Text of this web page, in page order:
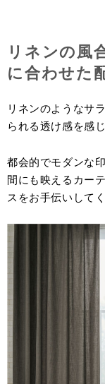
リネンの風
に合わせた
リネンのようなサ
られる透け感を感
都会的でモダンな
間にも映えるカー
スをお手伝いして